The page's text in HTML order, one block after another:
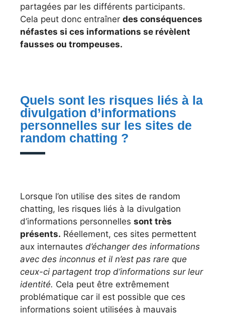
partagées par les différents participants.
Cela peut donc entraîner des conséquences
néfastes si ces informations se révèlent
fausses ou trompeuses.
Quels sont les risques liés à la
divulgation d’informations
personnelles sur les sites de
random chatting ?
Lorsque l’on utilise des sites de random
chatting, les risques liés à la divulgation
d’informations personnelles sont très
présents. Réellement, ces sites permettent
aux internautes d’échanger des informations
avec des inconnus et il n’est pas rare que
ceux-ci partagent trop d’informations sur leur
identité. Cela peut être extrêmement
problématique car il est possible que ces
informations soient utilisées à mauvais